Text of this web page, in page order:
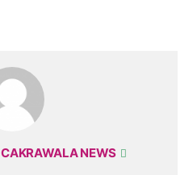
CAKRAWALA NEWS